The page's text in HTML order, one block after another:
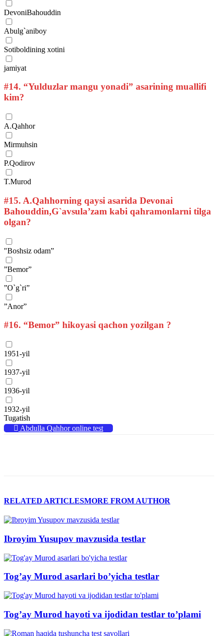
DevoniBahouddin
Abulg`aniboy
Sotiboldining xotini
jamiyat
#14. “Yulduzlar mangu yonadi” asarining muallifi
kim?
A.Qahhor
Mirmuhsin
P.Qodirov
T.Murod
#15. A.Qahhorning qaysi asarida Devonai
Bahouddin,G`avsula’zam kabi qahramonlarni tilga
olgan?
"Boshsiz odam”
”Bemor”
”O`g`ri”
”Anor”
#16. “Bemor” hikoyasi qachon yozilgan ?
1951-yil
1937-yil
1936-yil
1932-yil
Tugatish
Abdulla Qahhor online test
RELATED ARTICLESMORE FROM AUTHOR
Ibroyim Yusupov mavzusida testlar
Tog’ay Murod asarlari bo’yicha testlar
Tog’ay Murod hayoti va ijodidan testlar to’plami